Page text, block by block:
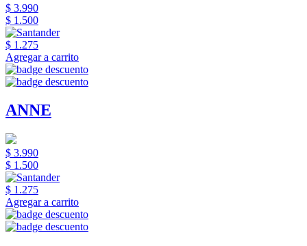
$ 3.990
$ 1.500
$ 1.275
Agregar a carrito
ANNE
$ 3.990
$ 1.500
$ 1.275
Agregar a carrito